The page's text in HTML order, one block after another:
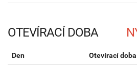
OTEVÍRACÍ DOBA
Den Otevírací doba